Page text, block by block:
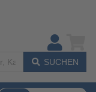
SUCHEN